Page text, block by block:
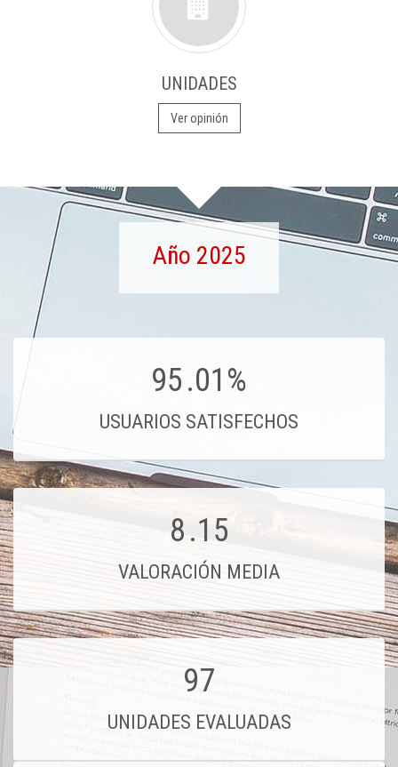
UNIDADES
Ver opinión
Año 2025
95.01%
USUARIOS SATISFECHOS
8.15
VALORACIÓN MEDIA
97
UNIDADES EVALUADAS